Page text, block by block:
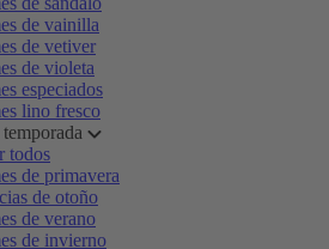
de vainilla
de vetiver
de violeta
especiados
lino fresco
todos
de primavera
de otoño
de verano
de invierno